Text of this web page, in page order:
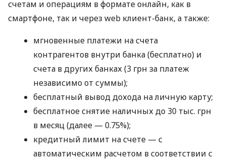
счетам и операциям в формате онлайн, как в
смартфоне, так и через web клиент-банк, а также:
мгновенные платежи на счета
контрагентов внутри банка (бесплатно) и
счета в других банках (3 грн за платеж
независимо от суммы);
бесплатный вывод дохода на личную карту;
бесплатное снятие наличных до 30 тыс. грн
в месяц (далее — 0.75%);
кредитный лимит на счете — с
автоматическим расчетом в соответствии с